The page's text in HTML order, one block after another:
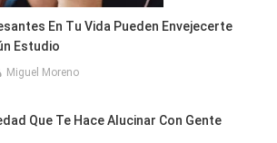
En Tu Vida Pueden Envejecerte
Estudio
Miguel Moreno
Que Te Hace Alucinar Con Gente